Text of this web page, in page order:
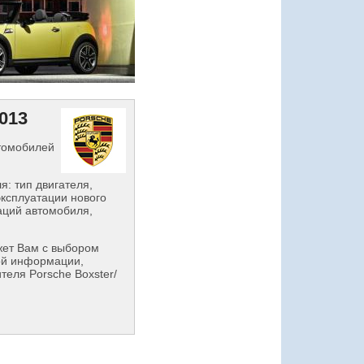
тип двигателя,
нового
автомобиля,
Вам с выбором
информации,
Porsche Boxster/